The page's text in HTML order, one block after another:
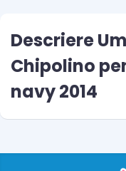
Descriere
Chipolino
navy 2014